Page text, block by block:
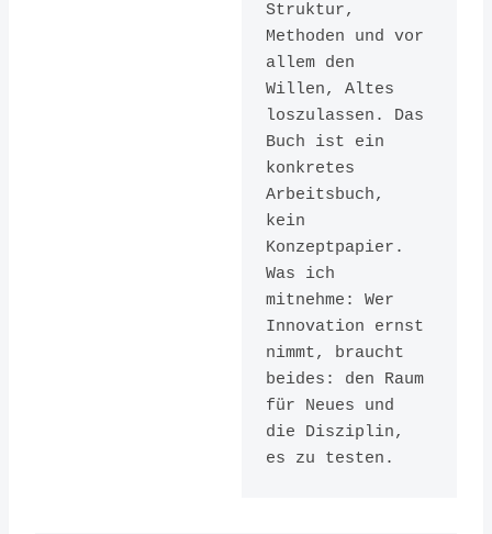
Struktur,
Methoden und vor
allem den
Willen, Altes
loszulassen. Das
Buch ist ein
konkretes
Arbeitsbuch,
kein
Konzeptpapier.
Was ich
mitnehme: Wer
Innovation ernst
nimmt, braucht
beides: den Raum
für Neues und
die Disziplin,
es zu testen.